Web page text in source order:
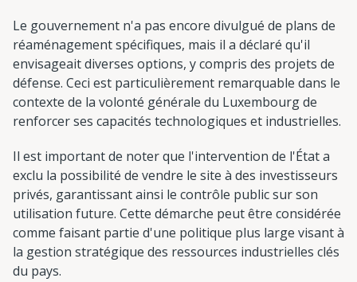
Le gouvernement n'a pas encore divulgué de plans de
réaménagement spécifiques, mais il a déclaré qu'il
envisageait diverses options, y compris des projets de
défense. Ceci est particulièrement remarquable dans le
contexte de la volonté générale du Luxembourg de
renforcer ses capacités technologiques et industrielles.
Il est important de noter que l'intervention de l'État a
exclu la possibilité de vendre le site à des investisseurs
privés, garantissant ainsi le contrôle public sur son
utilisation future. Cette démarche peut être considérée
comme faisant partie d'une politique plus large visant à
la gestion stratégique des ressources industrielles clés
du pays.